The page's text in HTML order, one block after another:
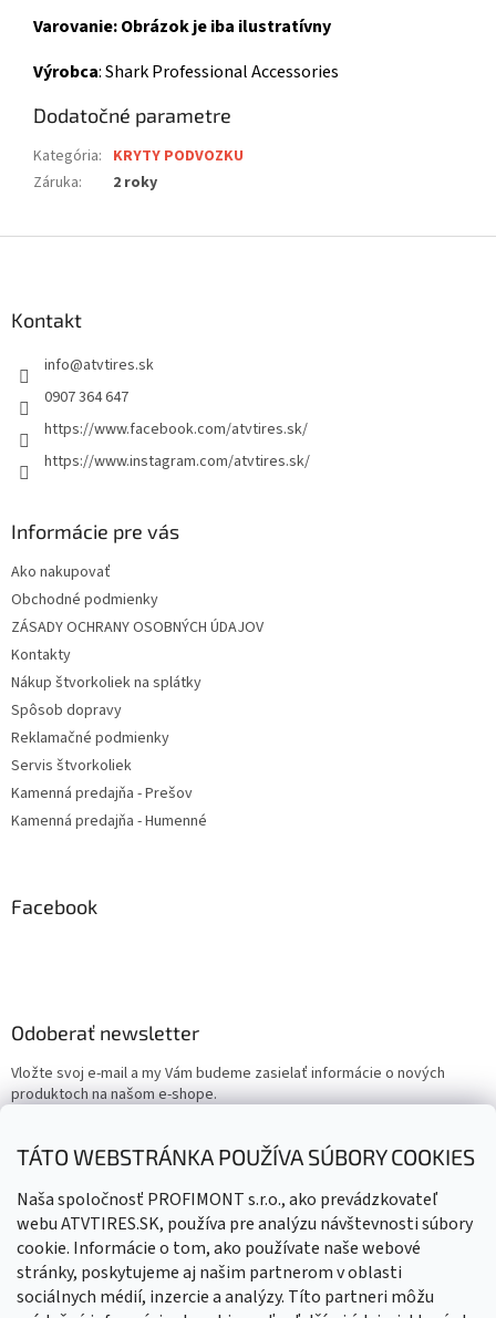
TÁTO WEBSTRÁNKA POUŽÍVA SÚBORY COOKIES
Naša spoločnosť PROFIMONT s.r.o., ako prevádzkovateľ
webu ATVTIRES.SK, používa pre analýzu návštevnosti súbory
cookie. Informácie o tom, ako používate naše webové
stránky, poskytujeme aj našim partnerom v oblasti
sociálnych médií, inzercie a analýzy. Títo partneri môžu
Varovanie: Obrázok je iba ilustratívny
Výrobca: Shark Professional Accessories
Dodatočné parametre
Kategória: KRYTY PODVOZKU
Záruka: 2 roky
Kontakt
info@atvtires.sk
0907 364 647
https://www.facebook.com/atvtires.sk/
https://www.instagram.com/atvtires.sk/
Informácie pre vás
Ako nakupovať
Obchodné podmienky
ZÁSADY OCHRANY OSOBNÝCH ÚDAJOV
Kontakty
Nákup štvorkoliek na splátky
Spôsob dopravy
Reklamačné podmienky
Servis štvorkoliek
Kamenná predajňa - Prešov
Kamenná predajňa - Humenné
Facebook
Odoberať newsletter
Vložte svoj e-mail a my Vám budeme zasielať informácie o nových
produktoch na našom e-shope.
Email
Vložením e-mailu súhlasíte spodmienkami ochrany osobných
údajov
PRIHLÁSIŤ SA